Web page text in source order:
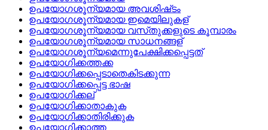
ഉപയോഗശൂന്യമായ അവശിഷ്‌ടം
ഉപയോഗശൂന്യമായ ഇമെയിലുകള്
ഉപയോഗശൂന്യമായ വസ്‌തുക്കളുടെ കൂമ്പാരം
ഉപയോഗശൂന്യമായ സാധനങ്ങള്
ഉപയോഗശൂന്യമെന്നുപേക്ഷിക്കപ്പെട്ടത്
ഉപയോഗിക്കത്തക്ക
ഉപയോഗിക്കപ്പെടാതെകിടക്കുന്ന
ഉപയോഗിക്കപ്പെട്ട ഭാഷ
ഉപയോഗിക്കല്
ഉപയോഗിക്കാതാകുക
ഉപയോഗിക്കാതിരിക്കുക
ഉപയോഗിക്കാത്ത